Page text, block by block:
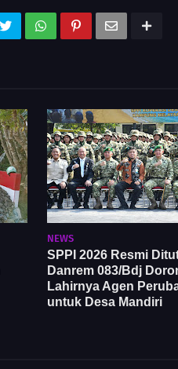
NEWS
SPPI 2026 Resmi
Danrem 083/Bdj
Lahirnya Agen
untuk Desa Mandiri